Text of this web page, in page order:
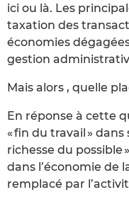
ici ou là. Les
taxation des
économies
gestion
Mais alors , quelle
En réponse à cette
« fin du travail »
richesse du possible
dans l’économie de
remplacé par